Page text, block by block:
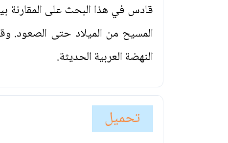
قادس في هذا البحث على المقارنة
المسيح من الميلاد حتى الصعود.
النهضة العربية الحديثة.
تحميل